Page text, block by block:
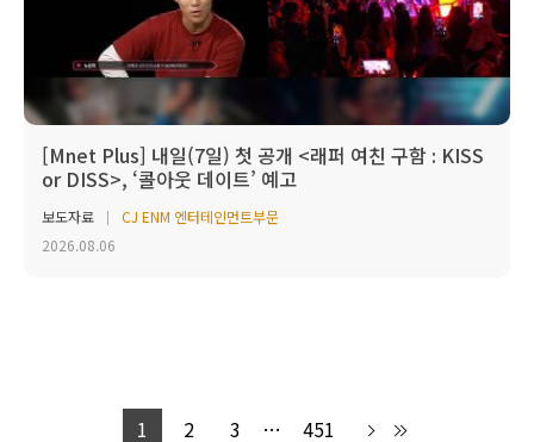
[Mnet Plus] 내일(7일) 첫 공개 <래퍼 여친 구함 : KISS
or DISS>, ‘콜아웃 데이트’ 예고
보도자료
CJ ENM 엔터테인먼트부문
2026.08.06
1 2 3 … 451